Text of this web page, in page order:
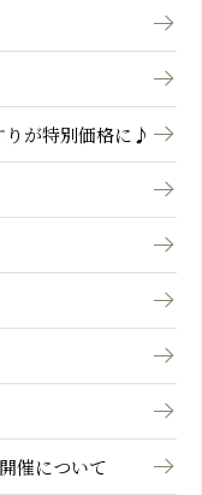
が特別価格に♪
催について